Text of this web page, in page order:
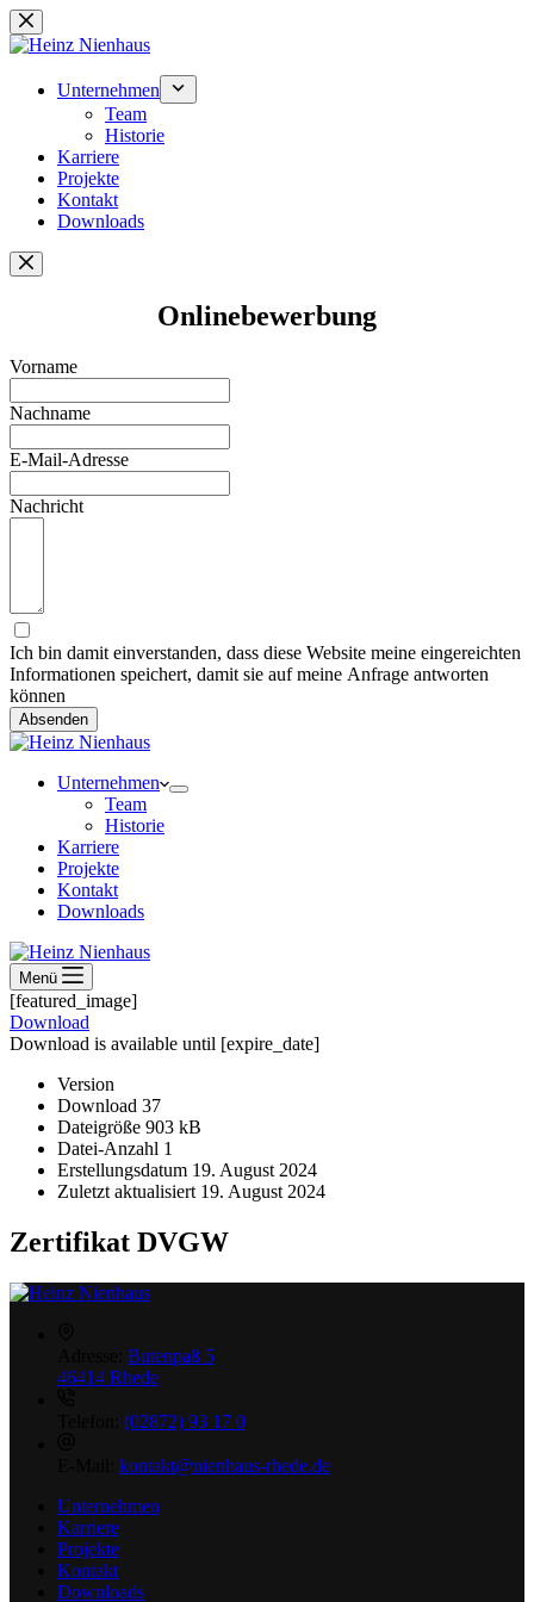
Zum
Inhalt
Unternehmen
Team
Historie
Karriere
Projekte
Kontakt
Downloads
Onlinebewerbung
Vorname
Nachname
E-Mail-Adresse
Nachricht
Ich bin damit einverstanden, dass diese Website meine eingereichten
Informationen speichert, damit sie auf meine Anfrage antworten
können
Absenden
Unternehmen
Team
Historie
Karriere
Projekte
Kontakt
Downloads
Menü
[featured_image]
Download
Download is available until [expire_date]
Version
Download 37
Dateigröße 903 kB
Datei-Anzahl 1
Erstellungsdatum 19. August 2024
Zuletzt aktualisiert 19. August 2024
Zertifikat DVGW
Butenpaß 5
46414 Rhede
(02872) 93 17 0
kontakt@nienhaus-rhede.de
Unternehmen
Karriere
Projekte
Kontakt
Downloads